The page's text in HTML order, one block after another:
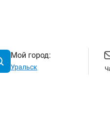
Мой город:
Уральск